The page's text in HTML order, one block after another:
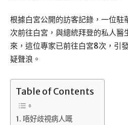
根據白宮公開的訪客記錄，一位駐
次前往白宮，與總統拜登的私人醫
來，這位專家已前往白宮8次，引
疑聲浪。
Table of Contents
唔好歧視病人嘅